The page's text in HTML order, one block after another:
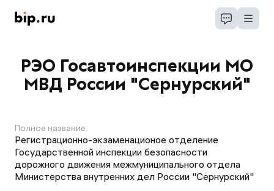
РЭО Госавтоинспекции МО
МВД России "Сернурский"
Полное название:
Регистрационно-экзаменационое отделение
Государственной инспекции безопасности
дорожного движения межмуниципального отдела
Министерства внутренних дел России "Сернурский"